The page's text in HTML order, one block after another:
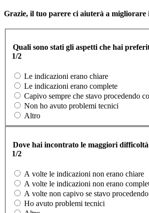
Grazie, il tuo parere ci aiuterà a migliorare
Quali sono stati gli aspetti che hai
1/2
Le indicazioni erano chiare
Le indicazioni erano complete
Capivo sempre che stavo procedendo
Non ho avuto problemi tecnici
Altro
Dove hai incontrato le maggiori
1/2
A volte le indicazioni non erano chiare
A volte le indicazioni non erano
A volte non capivo se stavo
Ho avuto problemi tecnici